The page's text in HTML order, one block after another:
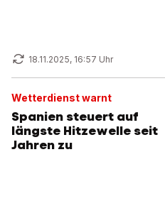
18.11.2025, 16:57 Uhr
Wetterdienst warnt
Spanien steuert auf
längste Hitzewelle seit
Jahren zu